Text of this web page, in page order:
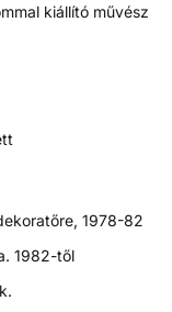
kiállító művész
1978-82
1982-től